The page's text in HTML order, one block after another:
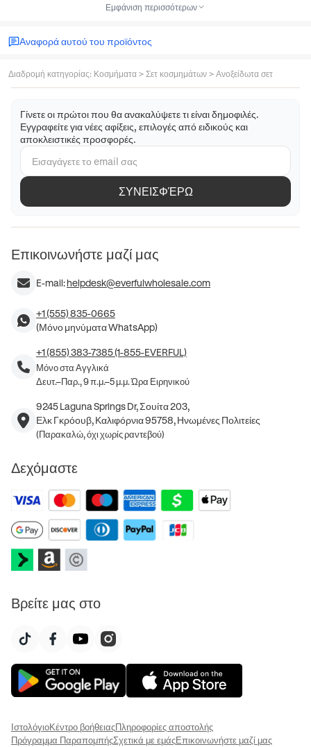
Εμφάνιση περισσότερων
Αναφορά αυτού του προϊόντος
Διαδρομή κατηγορίας: Κοσμήματα > Σετ κοσμημάτων > Ανοξείδωτα σετ
Γίνετε οι πρώτοι που θα ανακαλύψετε τι είναι δημοφιλές.
Εγγραφείτε για νέες αφίξεις, επιλογές από ειδικούς και
αποκλειστικές προσφορές.
ΣΥΝΕΙΣΦΈΡΩ
Επικοινωνήστε μαζί μας
E-mail:helpdesk@everfulwholesale.com
+1 (555) 835-0665
(Μόνο μηνύματα WhatsApp)
+1 (855) 383-7385 (1-855-EVERFUL)
Μόνο στα Αγγλικά
Δευτ.–Παρ., 9 π.μ.–5 μ.μ. Ώρα Ειρηνικού
9245 Laguna Springs Dr, Σουίτα 203,
Ελκ Γκρόουβ, Καλιφόρνια 95758, Ηνωμένες Πολιτείες
(Παρακαλώ, όχι χωρίς ραντεβού)
Δεχόμαστε
Βρείτε μας στο
ΙστολόγιοΚέντρο βοήθειαςΠληροφορίες αποστολής
Πρόγραμμα ΠαραπομπήςΣχετικά με εμάςΕπικοινωνήστε μαζί μας